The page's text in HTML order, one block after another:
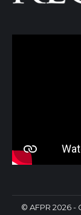
© AFPR 2026 -